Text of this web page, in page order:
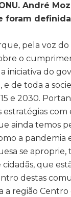
André
pela voz
o
iniciativa do
de toda a
e 2030.
com
ainda temos
a pandemia
se aproprie,
que
destas
a região